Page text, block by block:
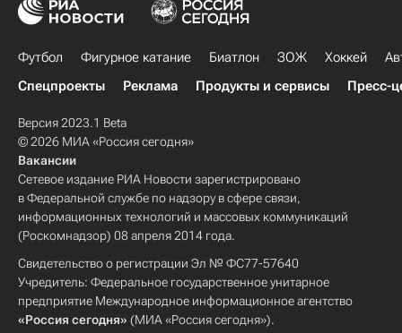
Футбол Фигурное катание Биатлон ЗОЖ Хоккей
Спецпроекты
Реклама Продукты и сервисы Пресс-
Версия 2023.1 Beta
© 2026 МИА «Россия сегодня»
Вакансии
Сетевое издание РИА Новости зарегистрировано
в Федеральной службе по надзору в сфере связи,
информационных технологий и массовых коммуникаций
(Роскомнадзор) 08 апреля 2014 года.
Свидетельство о регистрации Эл № ФС77-57640
Учредитель: Федеральное государственное унитарное
предприятие Международное информационное агентство
«Россия сегодня» (МИА «Россия сегодня»).